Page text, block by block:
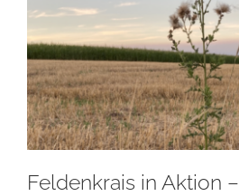
Feldenkrais in Aktion –